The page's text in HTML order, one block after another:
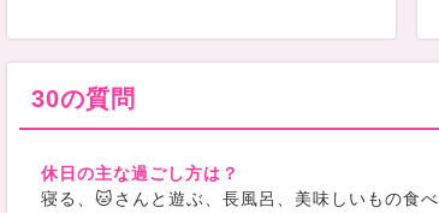
30の質問
休日の主な過ごし方は？
寝る、🐱さんと遊ぶ、長風呂、美味しいもの食べ